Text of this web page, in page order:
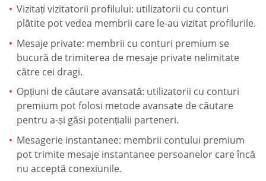
Vizitați vizitatorii profilului: utilizatorii cu conturi
plătite pot vedea membrii care le-au vizitat profilurile.
Mesaje private: membrii cu conturi premium se
bucură de trimiterea de mesaje private nelimitate
către cei dragi.
Opțiuni de căutare avansată: utilizatorii cu conturi
premium pot folosi metode avansate de căutare
pentru a-și găsi potențialii parteneri.
Mesagerie instantanee: membrii contului premium
pot trimite mesaje instantanee persoanelor care încă
nu acceptă conexiunile.